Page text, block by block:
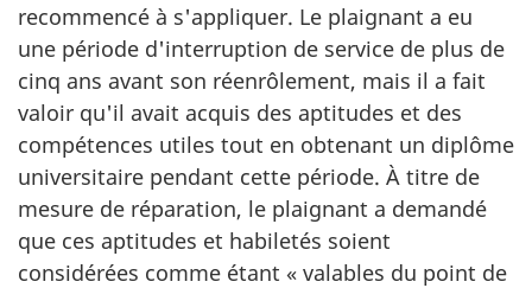
recommencé à s'appliquer. Le plaignant a eu
une période d'interruption de service de plus de
cinq ans avant son réenrôlement, mais il a fait
valoir qu'il avait acquis des aptitudes et des
compétences utiles tout en obtenant un diplôme
universitaire pendant cette période. À titre de
mesure de réparation, le plaignant a demandé
que ces aptitudes et habiletés soient
considérées comme étant « valables du point de